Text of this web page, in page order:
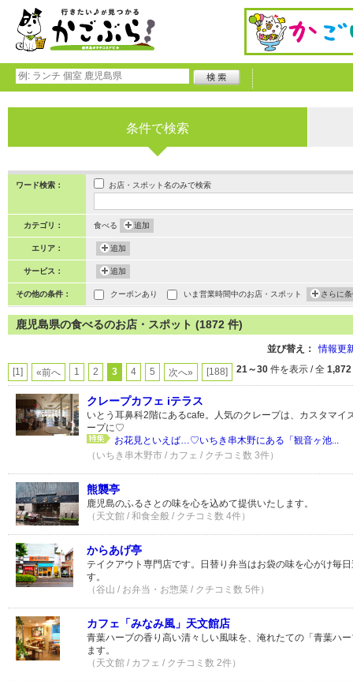
条件で検索
ワード検索： お店・スポット名のみで検索
カテゴリ： 食べる 追加
エリア： 追加
サービス： 追加
その他の条件： クーポンあり いま営業時間中のお店・スポット さらに
鹿児島県の食べるのお店・スポット (1872 件)
並び替え： 情報更
[1] «前へ 1 2 3 4 5 次へ» [188] 21～30 件を表示 / 全 1,872
クレープカフェ iテラス
いとう耳鼻科2階にあるcafe。人気のクレープは、カスタマイ
ープに♡
お花見といえば…♡いちき串木野にある「観音ヶ池...
（いちき串木野市 / カフェ / クチコミ数 3件）
熊襲亭
鹿児島のふるさとの味を心を込めて提供いたします。
（天文館 / 和食全般 / クチコミ数 4件）
からあげ亭
テイクアウト専門店です。日替り弁当はお袋の味を心がけ毎
す。
（谷山 / お弁当・お惣菜 / クチコミ数 5件）
カフェ「みなみ風」天文館店
青葉ハーブの香り高い清々しい風味を、淹れたての「青葉ハ
ます。
（天文館 / カフェ / クチコミ数 2件）